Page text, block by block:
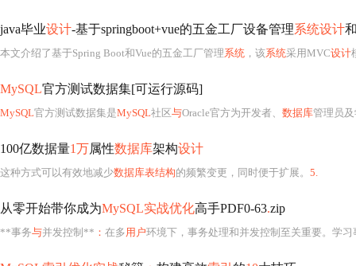
java毕业设计-基于springboot+vue的五金工厂设备管理系统设计和
本文介绍了基于Spring Boot和Vue的五金工厂管理系统 ，该系统采用MVC设计
MySQL官方测试数据集[可运行源码]
MySQL官方测试数据集是MySQL社区与Oracle官方为开发者、 数据库管理员
100亿数据量1万属性数据库架构设计
这种方式可以有效地减少数据库表结构的频繁变更，同时便于扩展。 5.
从零开始带你成为MySQL实战优化高手PDF0-63.zip
**事务与并发控制** ： 在多用户环境下，事务处理和并发控制至关重要。学习事务的ACID特性，理解锁的概